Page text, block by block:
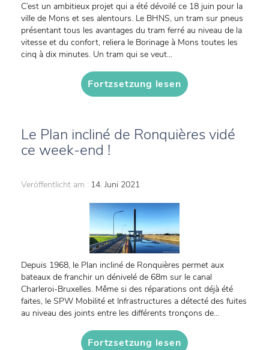
C’est un ambitieux projet qui a été dévoilé ce 18 juin pour la
ville de Mons et ses alentours. Le BHNS, un tram sur pneus
présentant tous les avantages du tram ferré au niveau de la
vitesse et du confort, reliera le Borinage à Mons toutes les
cinq à dix minutes. Un tram qui se veut...
Fortzsetzung lesen
Le Plan incliné de Ronquières vidé
ce week-end !
Veröffentlicht am : 14. Juni 2021
Depuis 1968, le Plan incliné de Ronquières permet aux
bateaux de franchir un dénivelé de 68m sur le canal
Charleroi-Bruxelles. Même si des réparations ont déjà été
faites, le SPW Mobilité et Infrastructures a détecté des fuites
au niveau des joints entre les différents tronçons de...
Fortzsetzung lesen